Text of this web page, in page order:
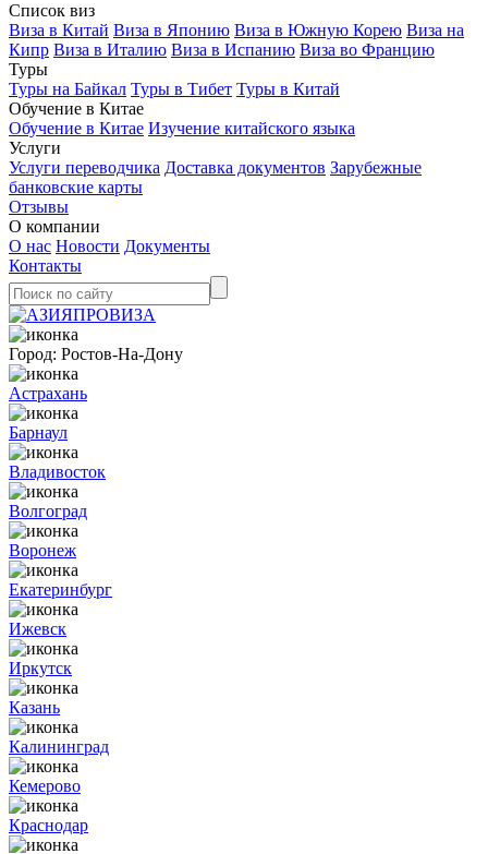
Список виз
Виза в Китай Виза в Японию Виза в Южную Корею Виза на
Кипр Виза в Италию Виза в Испанию Виза во Францию
Туры
Туры на Байкал Туры в Тибет Туры в Китай
Обучение в Китае
Обучение в Китае Изучение китайского языка
Услуги
Услуги переводчика Доставка документов Зарубежные
банковские карты
Отзывы
О компании
О нас Новости Документы
Контакты
Город: Ростов-На-Дону
Астрахань
Барнаул
Владивосток
Волгоград
Воронеж
Екатеринбург
Ижевск
Иркутск
Казань
Калининград
Кемерово
Краснодар